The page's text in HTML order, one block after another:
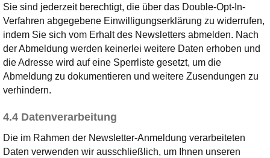
Sie sind jederzeit berechtigt, die über das Double-Opt-In-
Verfahren abgegebene Einwilligungserklärung zu widerrufen,
indem Sie sich vom Erhalt des Newsletters abmelden. Nach
der Abmeldung werden keinerlei weitere Daten erhoben und
die Adresse wird auf eine Sperrliste gesetzt, um die
Abmeldung zu dokumentieren und weitere Zusendungen zu
verhindern.
4.4 Datenverarbeitung
Die im Rahmen der Newsletter-Anmeldung verarbeiteten
Daten verwenden wir ausschließlich, um Ihnen unseren